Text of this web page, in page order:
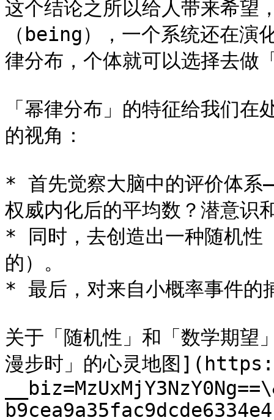
这个结论之所以给人带来希望
（being），一个系统还在
律分布，个体就可以选择去做
「幂律分布」的特征给我们
的视角：
* 首先觉察大脑中的评价体系
权威内化后的平均数？潜意识
* 同时，去创造出一种随机性
的）。
* 最后，对来自小概率事件的
关于「随机性」和「数学期望
漫步时」的心灵地图